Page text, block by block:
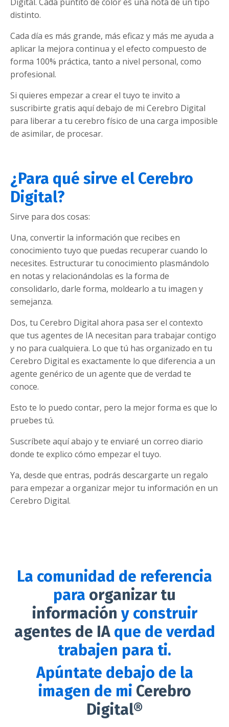
distinto.
Cada día es más grande, más eficaz y más me ayuda a
aplicar la mejora continua y el efecto compuesto de
forma 100% práctica, tanto a nivel personal, como
profesional.
Si quieres empezar a crear el tuyo te invito a
suscribirte gratis aquí debajo de mi Cerebro Digital
para liberar a tu cerebro físico de una carga imposible
de asimilar, de procesar.
¿Para qué sirve el Cerebro
Digital?
Sirve para dos cosas:
Una, convertir la información que recibes en
conocimiento tuyo que puedas recuperar cuando lo
necesites. Estructurar tu conocimiento plasmándolo
en notas y relacionándolas es la forma de
consolidarlo, darle forma, moldearlo a tu imagen y
semejanza.
Dos, tu Cerebro Digital ahora pasa ser el contexto
que tus agentes de IA necesitan para trabajar contigo
y no para cualquiera. Lo que tú has organizado en tu
Cerebro Digital es exactamente lo que diferencia a un
agente genérico de un agente que de verdad te
conoce.
Esto te lo puedo contar, pero la mejor forma es que lo
pruebes tú.
Suscríbete aquí abajo y te enviaré un correo diario
donde te explico cómo empezar el tuyo.
Ya, desde que entras, podrás descargarte un regalo
para empezar a organizar mejor tu información en un
Cerebro Digital.
La comunidad de referencia
para organizar tu
información y construir
agentes de IAque de verdad
trabajen para ti.
Apúntate debajo de la
imagen de mi Cerebro
Digital®